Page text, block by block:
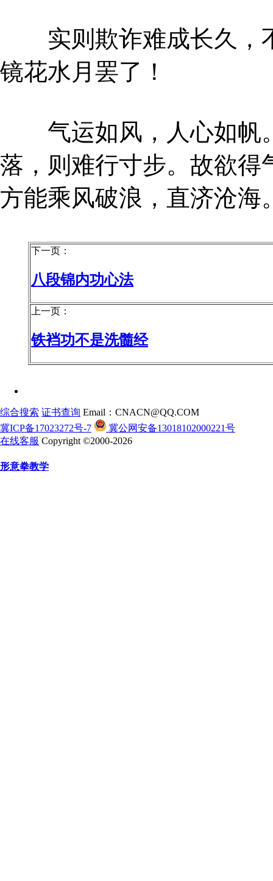
实则欺诈难成长久，
镜花水月罢了！
气运如风，人心如帆
落，则难行寸步。故欲得
方能乘风破浪，直济沧海
下一页：
八段锦内功心法
上一页：
铁裆功不是洗髓经
综合搜索 证书查询 Email：CNACN@QQ.COM
冀ICP备17023272号-7
冀公网安备13018102000221号
在线客服 Copyright ©2000-2026
形意拳教学